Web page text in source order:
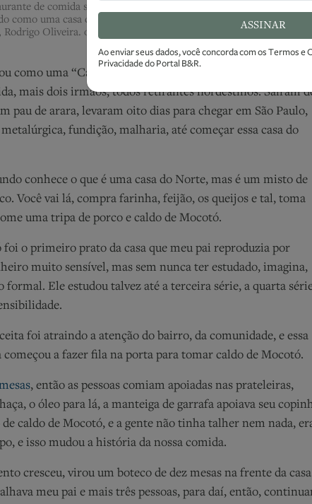
de comida sertaneja localizado na Vila Medeiros, zona norte
como uma casa do norte, em 1973, por José de Almeida e hoje é
Oliveira. oto: Divulgação Site Restaurantes Mocotó.
como uma “Casa do Norte”, fundada em 1973, pelo meu
mais dois irmãos, todos retirantes nordestinos. Saíram
pau de arara, levaram oito dias para chegar em São Paulo,
fundição, malharia, até começar essa casa do
conhece o que é uma casa do Norte, mas é um misto de
Você vai lá, compra farinha, feijão, os queijos e tal, toma
uma tripa de porco e caldo de Mocotó.
foi o primeiro prato da casa que meu pai reproduzia por
muito sensível, mas sem nunca ter estudado, imagina,
formal. Ele estudou talvez até a terceira série, a quarta
foi atraindo a atenção do bairro, da comunidade, e essa
a fazer fila na porta para tomar caldo de Mocotó.
, então as pessoas comiam apoiadas nas prateleiras,
o óleo para lá, a manteiga de garrafa apoiava seu
de caldo de Mocotó, e a gente não tinha talher nem nada,
e isso mudou a história da nossa comida.
cresceu, virou um boteco de dez mesas na frente da casa
meu pai e mais três pessoas, para daí, então,
ASSINAR
Ao enviar seus dados, você concorda com osTermos e
Privacidadedo Portal B&R.